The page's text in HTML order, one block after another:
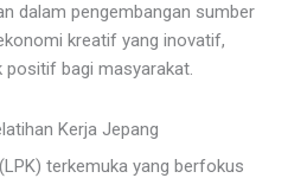
dalam pengembangan sumber
kreatif yang inovatif,
positif bagi masyarakat.
terkemuka yang berfokus